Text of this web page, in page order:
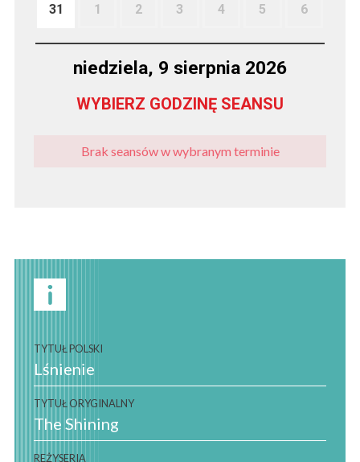
31 1 2 3 4 5 6
niedziela, 9 sierpnia 2026
WYBIERZ GODZINĘ SEANSU
Brak seansów w wybranym terminie
TYTUŁ POLSKI
Lśnienie
TYTUŁ ORYGINALNY
The Shining
REŻYSERIA